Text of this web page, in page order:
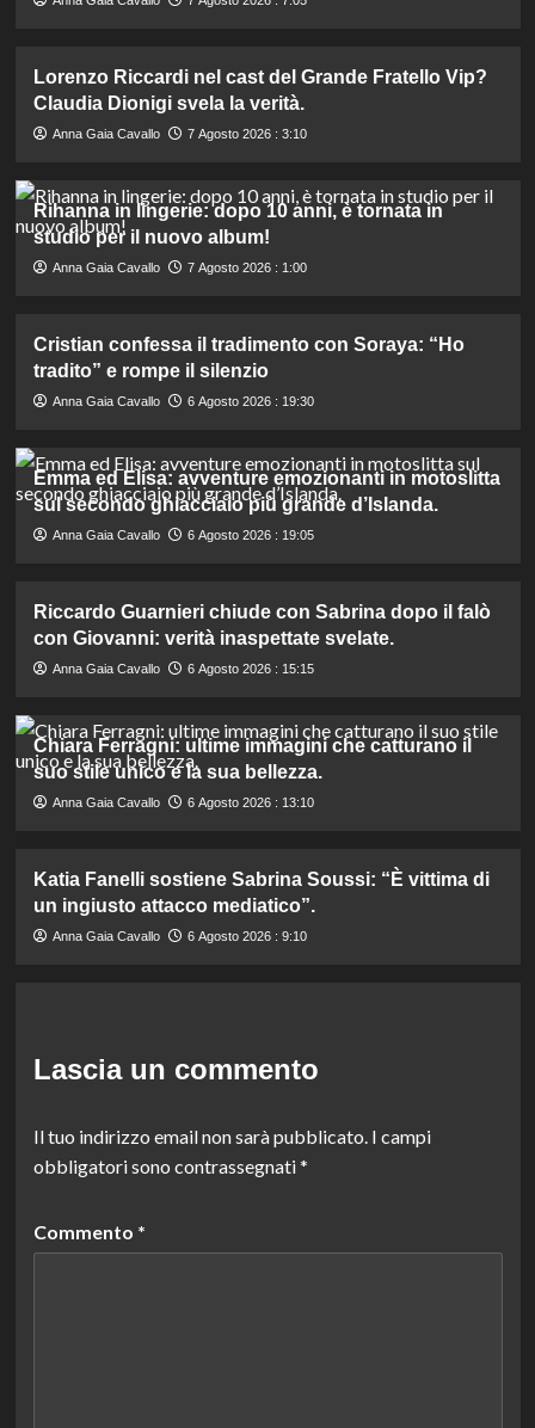
Lorenzo Riccardi nel cast del Grande Fratello Vip?
Claudia Dionigi svela la verità.
Anna Gaia Cavallo 7 Agosto 2026 : 3:10
Rihanna in lingerie: dopo 10 anni, è tornata in
studio per il nuovo album!
Anna Gaia Cavallo 7 Agosto 2026 : 1:00
Cristian confessa il tradimento con Soraya: “Ho
tradito” e rompe il silenzio
Anna Gaia Cavallo 6 Agosto 2026 : 19:30
Emma ed Elisa: avventure emozionanti in motoslitta
sul secondo ghiacciaio più grande d’Islanda.
Anna Gaia Cavallo 6 Agosto 2026 : 19:05
Riccardo Guarnieri chiude con Sabrina dopo il falò
con Giovanni: verità inaspettate svelate.
Anna Gaia Cavallo 6 Agosto 2026 : 15:15
Chiara Ferragni: ultime immagini che catturano il
suo stile unico e la sua bellezza.
Anna Gaia Cavallo 6 Agosto 2026 : 13:10
Katia Fanelli sostiene Sabrina Soussi: “È vittima di
un ingiusto attacco mediatico”.
Anna Gaia Cavallo 6 Agosto 2026 : 9:10
Lascia un commento
Il tuo indirizzo email non sarà pubblicato. I campi
obbligatori sono contrassegnati*
Commento *